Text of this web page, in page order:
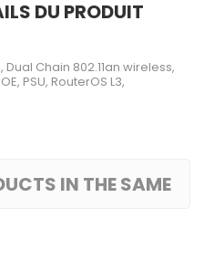
DU PRODUIT
Chain 802.11an wireless,
PSU, RouterOS L3,
IN THE SAME